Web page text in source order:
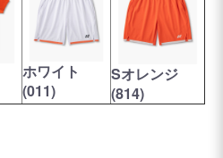
ホワイト
(011)
Sオレンジ
(814)